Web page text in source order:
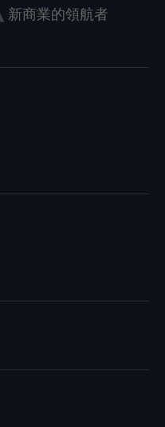
新商業的領航者